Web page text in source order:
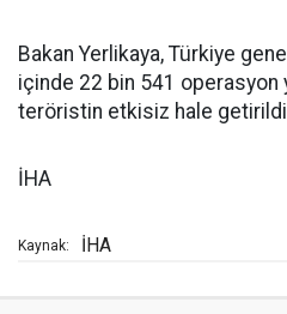
Bakan Yerlikaya, Türkiye
içinde 22 bin 541 operasyon
teröristin etkisiz hale
İHA
Kaynak: İHA